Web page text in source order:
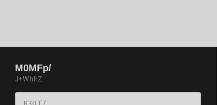
M0MFp/
J+WhhZ